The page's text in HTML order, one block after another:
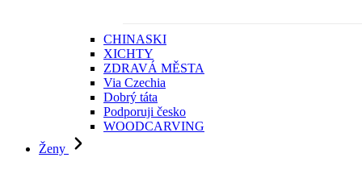
CHINASKI
XICHTY
ZDRAVÁ MĚSTA
Via Czechia
Dobrý táta
Podporuji česko
WOODCARVING
Ženy